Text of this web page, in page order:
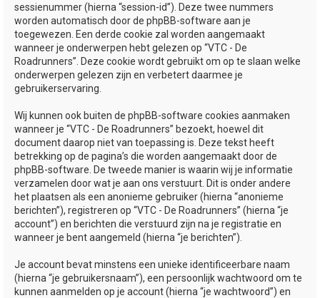
sessienummer (hierna “session-id”). Deze twee nummers
worden automatisch door de phpBB-software aan je
toegewezen. Een derde cookie zal worden aangemaakt
wanneer je onderwerpen hebt gelezen op “VTC - De
Roadrunners”. Deze cookie wordt gebruikt om op te slaan welke
onderwerpen gelezen zijn en verbetert daarmee je
gebruikerservaring.
Wij kunnen ook buiten de phpBB-software cookies aanmaken
wanneer je “VTC - De Roadrunners” bezoekt, hoewel dit
document daarop niet van toepassing is. Deze tekst heeft
betrekking op de pagina’s die worden aangemaakt door de
phpBB-software. De tweede manier is waarin wij je informatie
verzamelen door wat je aan ons verstuurt. Dit is onder andere
het plaatsen als een anonieme gebruiker (hierna “anonieme
berichten”), registreren op “VTC - De Roadrunners” (hierna “je
account”) en berichten die verstuurd zijn na je registratie en
wanneer je bent aangemeld (hierna “je berichten”).
Je account bevat minstens een unieke identificeerbare naam
(hierna “je gebruikersnaam”), een persoonlijk wachtwoord om te
kunnen aanmelden op je account (hierna “je wachtwoord”) en